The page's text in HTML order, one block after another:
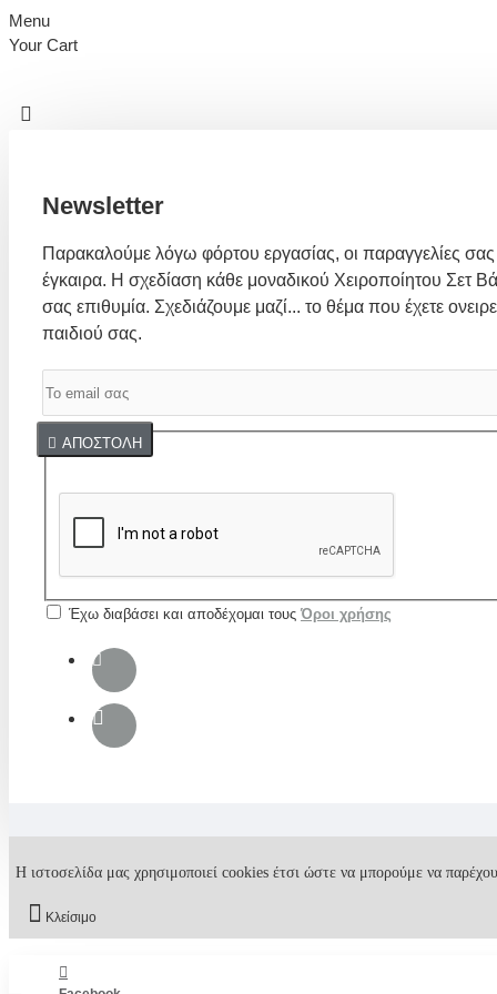
Menu
Your Cart
Newsletter
Παρακαλούμε λόγω φόρτου εργασίας, οι παραγγελίες σας
έγκαιρα. Η σχεδίαση κάθε μοναδικού Χειροποίητου Σετ
σας επιθυμία. Σχεδιάζουμε μαζί... το θέμα που έχετε
παιδιού σας.
ΑΠΟΣΤΟΛΉ
Captcha
Έχω διαβάσει και αποδέχομαι τους Όροι χρήσης
Η ιστοσελίδα μας χρησιμοποιεί cookies έτσι ώστε να μπορούμε να
Κλείσιμο